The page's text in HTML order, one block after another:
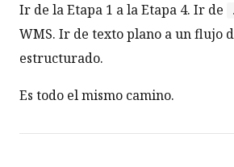
Ir de la Etapa 1 a la Etapa 4. Ir de
WMS. Ir de texto plano a un flujo
estructurado.
Es todo el mismo camino.